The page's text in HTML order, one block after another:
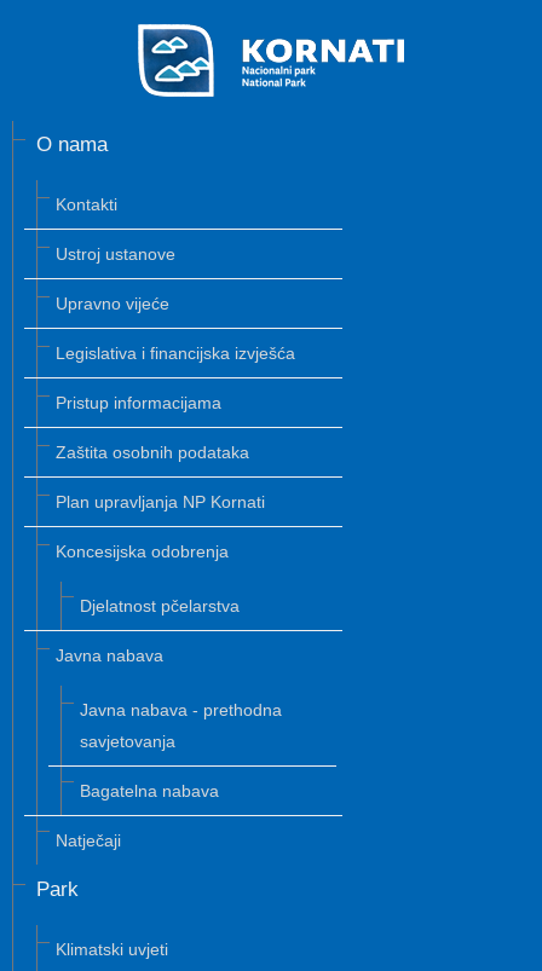
O nama
Kontakti
Ustroj ustanove
Upravno vijeće
Legislativa i financijska izvješća
Pristup informacijama
Zaštita osobnih podataka
Plan upravljanja NP Kornati
Koncesijska odobrenja
Djelatnost pčelarstva
Javna nabava
Javna nabava - prethodna
savjetovanja
Bagatelna nabava
Natječaji
Park
Klimatski uvjeti